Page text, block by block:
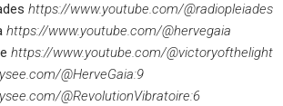
https://www.youtube.com/@radiopleiades
https://www.youtube.com/@hervegaia
https://www.youtube.com/@victoryofthelight
@HerveGaia:9
@RevolutionVibratoire:6